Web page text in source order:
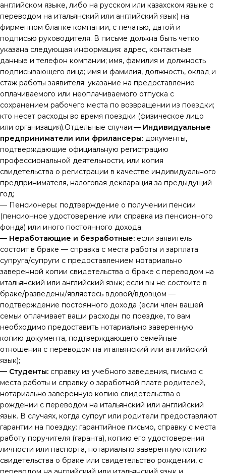
английском языке, либо на русском или казахском языке с
переводом на итальянский или английский язык) на
фирменном бланке компании, с печатью, датой и
подписью руководителя. В письме должна быть четко
указана следующая информация: адрес, контактные
данные и телефон компании; имя, фамилия и должность
подписывающего лица; имя и фамилия, должность, оклад и
стаж работы заявителя; указание на предоставление
оплачиваемого или неоплачиваемого отпуска с
сохранением рабочего места по возвращении из поездки;
кто несет расходы во время поездки (физическое лицо
или организация).Отдельные случаи:— Индивидуальные
предприниматели или фрилансеры: документы,
подтверждающие официальную регистрацию
профессиональной деятельности, или копия
свидетельства о регистрации в качестве индивидуального
предпринимателя, налоговая декларация за предыдущий
год;
— Пенсионеры: подтверждение о получении пенсии
(пенсионное удостоверение или справка из пенсионного
фонда) или иного постоянного дохода;
— Неработающие и безработные: если заявитель
состоит в браке — справка с места работы и зарплата
супруга/супруги с предоставлением нотариально
заверенной копии свидетельства о браке с переводом на
итальянский или английский язык; если вы не состоите в
браке/разведены/являетесь вдовой/вдовцом —
подтверждение постоянного дохода (если член вашей
семьи оплачивает ваши расходы по поездке, то вам
необходимо предоставить нотариально заверенную
копию документа, подтверждающего семейные
отношения с переводом на итальянский или английский
язык);
— Студенты: справку из учебного заведения, письмо с
места работы и справку о заработной плате родителей,
нотариально заверенную копию свидетельства о
рождении с переводом на итальянский или английский
язык. В случаях, когда супруг или родители предоставляют
гарантии на поездку: гарантийное письмо, справку с места
работу поручителя (гаранта), копию его удостоверения
личности или паспорта, нотариально заверенную копию
свидетельства о браке или свидетельство рождении, с